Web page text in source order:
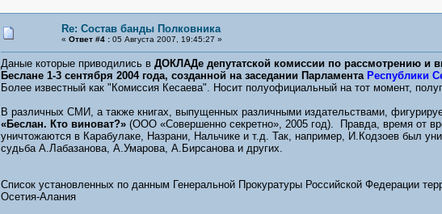
Re: Состав банды Полковника
« Ответ #4 :05 Августа 2007, 19:45:27 »
Даные которые приводились в ДОКЛАДе депутатской комиссии по рассмотрению и
Беслане 1-3 сентября 2004 года, созданной на заседании Парламента Республики
Более известный как "Комиссия Кесаева". Носит полуофициальный на тот момент,
В различных СМИ, а также книгах, выпущенных различными издательствами,
«Беслан. Кто виноват?» (ООО «Совершенно секретно», 2005 год). Правда, время от
уничтожаются в Карабулаке, Назрани, Нальчике и т.д. Так, например, И.Кодзоев был
судьба А.Лабазанова, А.Умарова, А.Бирсанова и других.
Список установленных по данным Генеральной Прокуратуры Российской Федерации
Осетия-Алания